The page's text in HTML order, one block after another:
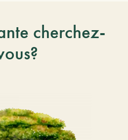
cherchez-